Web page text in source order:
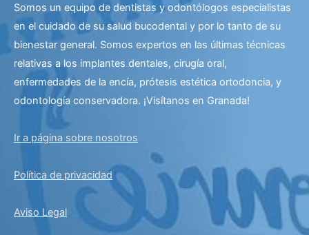
Somos un equipo de dentistas y odontólogos especialistas
en el cuidado de su salud bucodental y por lo tanto de su
bienestar general. Somos expertos en las últimas técnicas
relativas a los implantes dentales, cirugía oral,
enfermedades de la encía, prótesis estética ortodoncia, y
odontología conservadora. ¡Visítanos en Granada!
Ir a página sobre nosotros
Política de privacidad
Aviso Legal